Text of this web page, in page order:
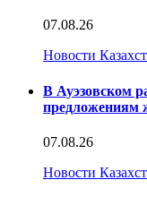
07.08.26
Новости
В Ауэзовском
предложениям
07.08.26
Новости